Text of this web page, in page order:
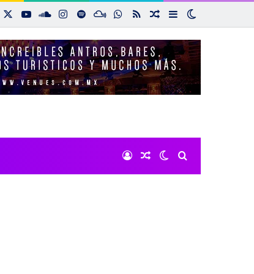
FacebookYouTubeSoundCloud
Instagram
SpotifyMixcloudWhatsApp
RSS Noticias aleatorias
Sidebar
Iniciar sesión
Noticias aleatorias
Switch skin
Buscar por: